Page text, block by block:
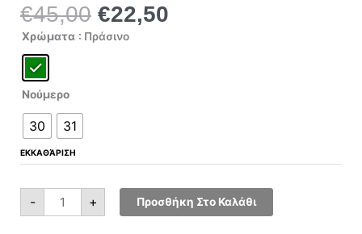
€45,00 Original
price
€22,50
Χρώματα : Πράσινο
Νούμερο
30 31
ΕΚΚΑΘΆΡΙΣΗ
-
of
HC-
ποσότητα
+ Προσθήκη Στο Καλάθι